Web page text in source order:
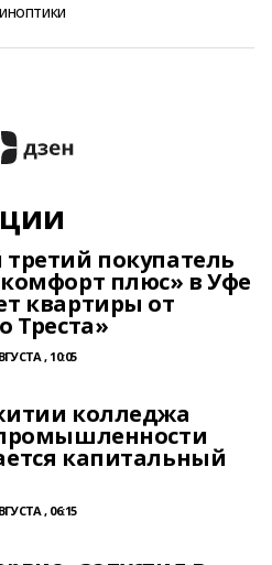
покупатель
плюс» в Уфе
квартиры от
Треста»
, 10:05
колледжа
капитальный
, 06:15